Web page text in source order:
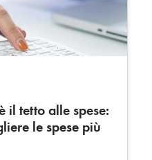
il tetto alle spese:
le spese più